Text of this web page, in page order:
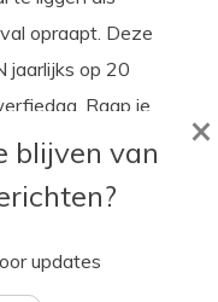
opraapt. Deze
jaarlijks op 20
Raap je
blijven van
updates
×